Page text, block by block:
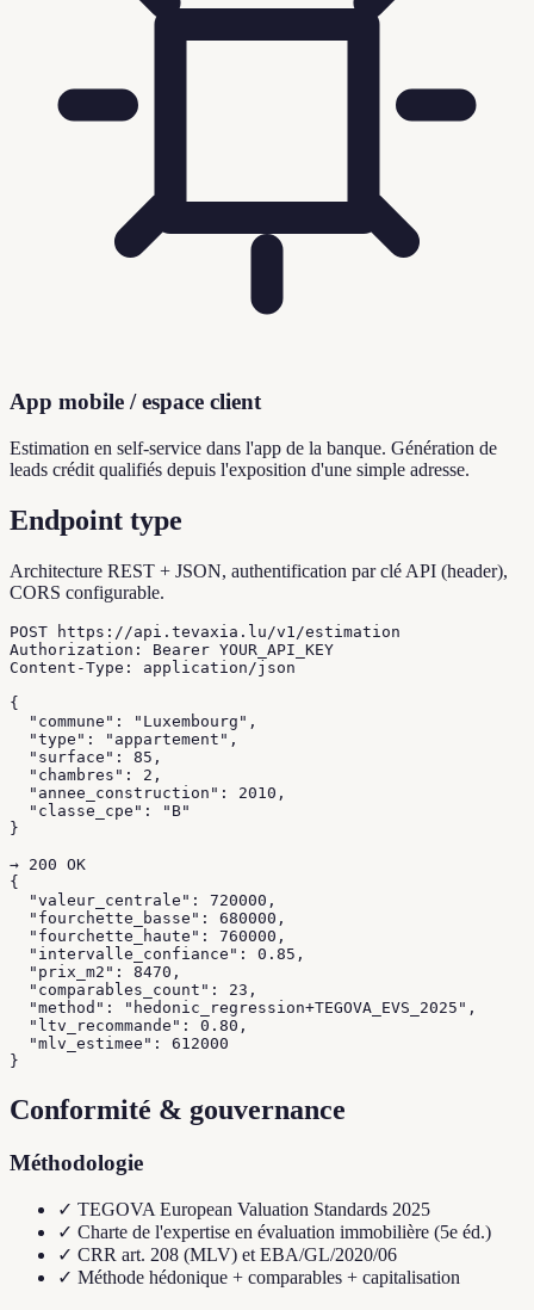
App mobile / espace client
Estimation en self-service dans l'app de la banque. Génération de
leads crédit qualifiés depuis l'exposition d'une simple adresse.
Endpoint type
Architecture REST + JSON, authentification par clé API (header),
CORS configurable.
POST https://api.tevaxia.lu/v1/estimation
Authorization: Bearer YOUR_API_KEY
Content-Type: application/json
{
  "commune": "Luxembourg",
  "type": "appartement",
  "surface": 85,
  "chambres": 2,
  "annee_construction": 2010,
  "classe_cpe": "B"
}
→ 200 OK
{
  "valeur_centrale": 720000,
  "fourchette_basse": 680000,
  "fourchette_haute": 760000,
  "intervalle_confiance": 0.85,
  "prix_m2": 8470,
  "comparables_count": 23,
  "method": "hedonic_regression+TEGOVA_EVS_2025",
  "ltv_recommande": 0.80,
  "mlv_estimee": 612000
}
Conformité & gouvernance
Méthodologie
✓ TEGOVA European Valuation Standards 2025
✓ Charte de l'expertise en évaluation immobilière (5e éd.)
✓ CRR art. 208 (MLV) et EBA/GL/2020/06
✓ Méthode hédonique + comparables + capitalisation